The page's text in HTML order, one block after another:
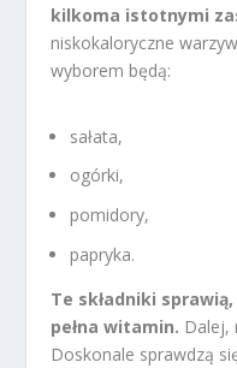
kilkoma istotnymi
niskokaloryczne
wyborem będą:
sałata,
ogórki,
pomidory,
papryka.
Te składniki
pełna witamin. Dalej,
Doskonale sprawdzą